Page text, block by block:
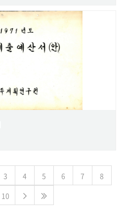
3 4 5 6 7
8
10